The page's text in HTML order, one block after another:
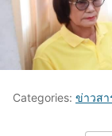
Categories: ข่าวสา